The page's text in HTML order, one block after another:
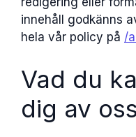
innehåll godkänns
hela vår policy på /
Vad du
dig av oss